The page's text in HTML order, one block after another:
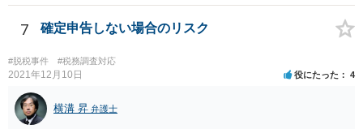
7 確定申告しない場合のリスク
#脱税事件 #税務調査対応
2021年12月10日 役にたった 4
横溝 昇 弁護士